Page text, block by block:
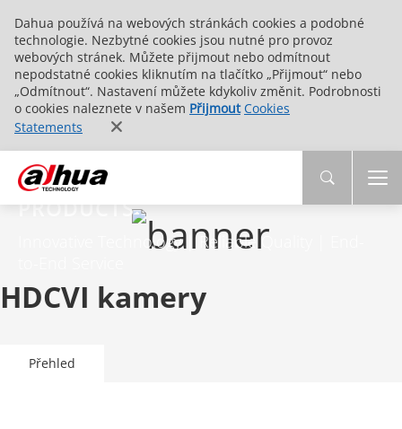
Dahua používá na webových stránkách cookies a podobné
technologie. Nezbytné cookies jsou nutné pro provoz
webových stránek. Můžete přijmout nebo odmítnout
nepodstatné cookies kliknutím na tlačítko „Přijmout“ nebo
„Odmítnout“. Nastavení můžete kdykoliv změnit. Podrobnosti
o cookies naleznete v našem Přijmout Cookies
Statements
PRODUCTS
Innovative Technology | Reliable Quality | End-
HDCVI kamery
Přehled